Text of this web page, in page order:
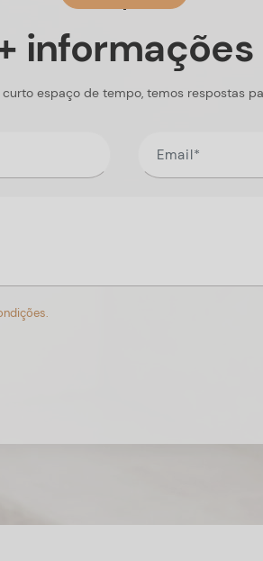
informações
espaço de tempo, temos respostas